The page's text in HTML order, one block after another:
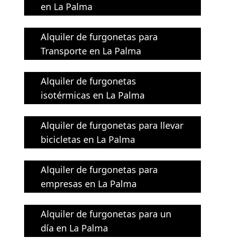
en La Palma
Alquiler de furgonetas para
Transporte en La Palma
Alquiler de furgonetas
isotérmicas en La Palma
Alquiler de furgonetas para llevar
bicicletas en La Palma
Alquiler de furgonetas para
empresas en La Palma
Alquiler de furgonetas para un
día en La Palma